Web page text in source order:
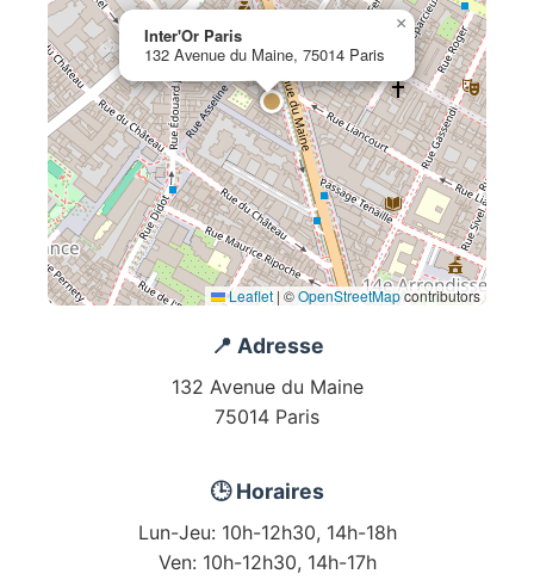
Inter'Or Paris
132 Avenue du Maine, 75014 Paris
×
Leaflet | ©OpenStreetMapcontributors
📍 Adresse
132 Avenue du Maine
75014 Paris
🕒 Horaires
Lun-Jeu: 10h-12h30, 14h-18h
Ven: 10h-12h30, 14h-17h